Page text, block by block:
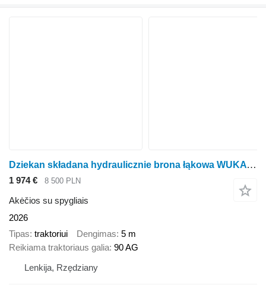
Dziekan składana hydraulicznie brona łąkowa WUKA 5m 5C20H
1 974 € 8 500 PLN
Akėčios su spygliais
2026
Tipas traktoriui Dengimas 5 m
Reikiama traktoriaus galia 90 AG
Lenkija, Rzędziany